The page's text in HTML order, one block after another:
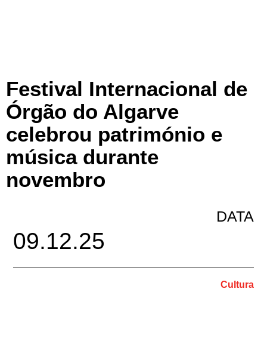
Festival Internacional de
Órgão do Algarve
celebrou património e
música durante
novembro
DATA
09.12.25
Cultura